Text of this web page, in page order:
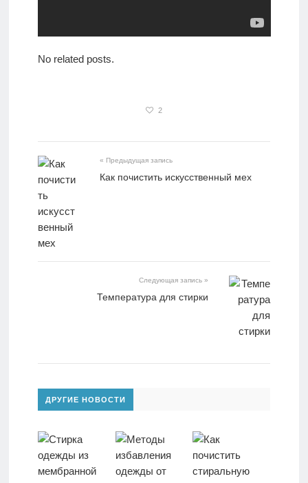
No related posts.
2
« Предыдущая запись
Как почистить искусственный мех
Следующая запись »
Температура для стирки
ДРУГИЕ НОВОСТИ